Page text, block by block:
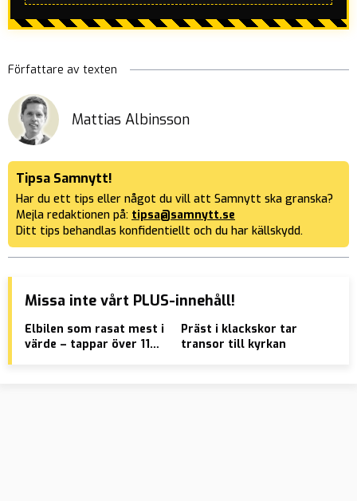
Författare av texten
Mattias Albinsson
Tipsa Samnytt!
Har du ett tips eller något du vill att Samnytt ska granska?
Mejla redaktionen på: tipsa@samnytt.se
Ditt tips behandlas konfidentiellt och du har källskydd.
Missa inte vårt PLUS-innehåll!
Elbilen som rasat mest i
värde – tappar över 11
Präst i klackskor tar
transor till kyrkan